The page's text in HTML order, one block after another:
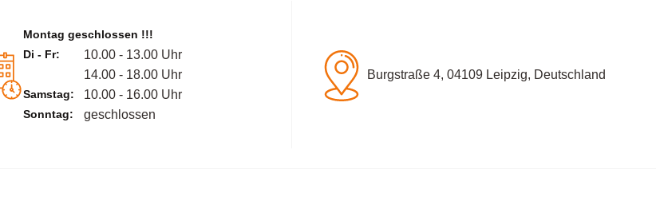
Montag geschlossen !!!
Di - Fr:
10.00 - 13.00 Uhr
14.00 - 18.00 Uhr
Samstag: 10.00 - 16.00 Uhr
Sonntag: geschlossen
Burgstraße 4, 04109 Leipzig, Deutschland